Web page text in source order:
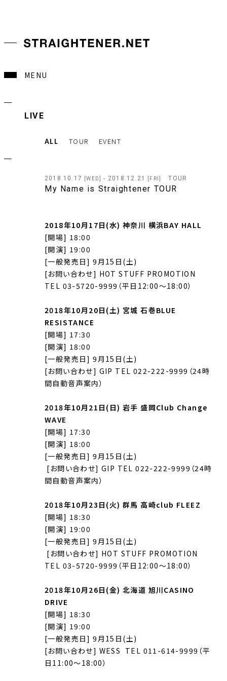
MENU
LIVE
ALL TOUR EVENT
2018.10.17 [WED] - 2018.12.21 [FRI] TOUR
My Name is Straightener TOUR
2018年10月17日(水) 神奈川 横浜BAY HALL
[開場] 18:00
[開演] 19:00
[一般発売日] 9月15日(土)
[お問い合わせ] HOT STUFF PROMOTION
TEL 03-5720-9999（平日12:00〜18:00）
2018年10月20日(土) 宮城 石巻BLUE
RESISTANCE
[開場] 17:30
[開演] 18:00
[一般発売日] 9月15日(土)
[お問い合わせ] GIP TEL 022-222-9999（24時
間自動音声案内）
2018年10月21日(日) 岩手 盛岡Club Change
WAVE
[開場] 17:30
[開演] 18:00
[一般発売日] 9月15日(土)
[お問い合わせ] GIP TEL 022-222-9999（24時
間自動音声案内）
2018年10月23日(火) 群馬 高崎club FLEEZ
[開場] 18:30
[開演] 19:00
[一般発売日] 9月15日(土)
[お問い合わせ] HOT STUFF PROMOTION
TEL 03-5720-9999（平日12:00〜18:00）
2018年10月26日(金) 北海道 旭川CASINO
DRIVE
[開場] 18:30
[開演] 19:00
[一般発売日] 9月15日(土)
[お問い合わせ] WESS TEL 011-614-9999（平
日11:00〜18:00）